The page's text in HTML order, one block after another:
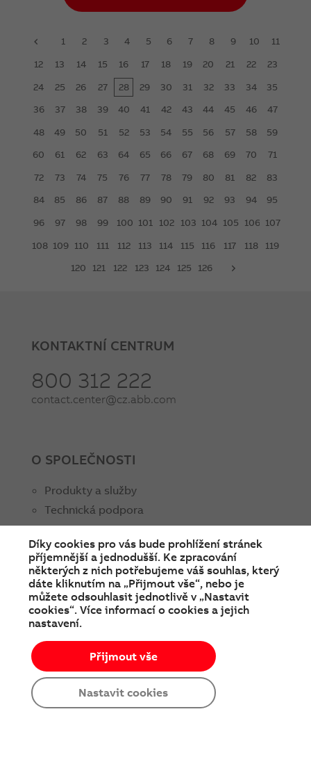
1 2 3 4 5 6 7 8 9 10
11
12
13 14 15 16 17 18 19 20 21 22
23
24
25 26 27 28 29 30 31 32 33 34
35
36
37 38 39 40 41 42 43 44 45 46
47
48
49 50 51 52 53 54 55 56 57 58
59
60
61 62 63 64 65 66 67 68 69 70
71
72
73 74 75 76 77 78 79 80 81 82
83
84
85 86 87 88 89 90 91 92 93 94
95
96
97 98 99 100 101 102 103 104 105 106 107
108 109 110 111 112 113 114 115 116 117 118
119
120
121 122 123 124 125
126
KONTAKTNÍ CENTRUM
800 312 222
contact.center@cz.abb.com
O SPOLEČNOSTI
Produkty a služby
Technická podpora
Obchodní kontakty
ABB ČR
O nás
Média
Soutěže a prodejní akce
Díky cookies pro vás bude prohlížení stránek
příjemnější a jednodušší. Ke zpracování
některých z nich potřebujeme váš souhlas, který
dáte kliknutím na „Přijmout vše“, nebo je
můžete odsouhlasit jednotlivě v „Nastavit
cookies“. Více informací o cookies a jejich
nastavení.
Nastavit cookies
Přijmout vše